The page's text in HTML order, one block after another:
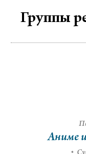
Группы
Аниме